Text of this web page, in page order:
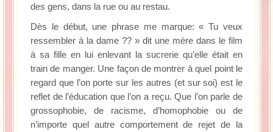
des gens, dans la rue ou au restau.
Dès le début, une phrase me marque: « Tu veux
ressembler à la dame ?? » dit une mère dans le film
à sa fille en lui enlevant la sucrerie qu’elle était en
train de manger. Une façon de montrer à quel point le
regard que l’on porte sur les autres (et sur soi) est le
reflet de l’éducation que l’on a reçu. Que l’on parle de
grossophobie, de racisme, d’homophobie ou de
n’importe quel autre comportement de rejet de la